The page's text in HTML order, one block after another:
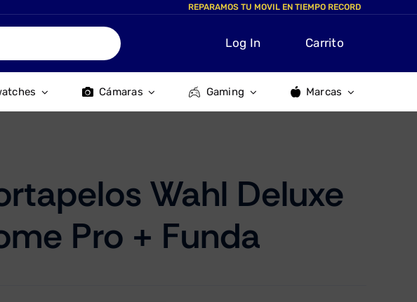
REPARAMOS TU MOVIL EN TIEMPO RECORD
Log In Carrito
Cámaras Gaming Marcas
Wahl Deluxe
Pro + Funda